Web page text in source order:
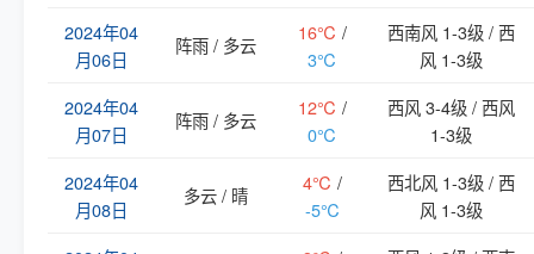
2024年04
月06日
阵雨 / 多云
16℃ /
3℃
西南风 1-3级 / 西
风 1-3级
2024年04
月07日
阵雨 / 多云
12℃ /
0℃
西风 3-4级 / 西风
1-3级
2024年04
月08日
多云 / 晴
4℃ /
-5℃
西北风 1-3级 / 西
风 1-3级